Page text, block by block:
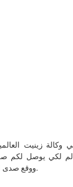
وكالة زينيت
لكي يوصل لكم
ووقع صدى الإنجيل الحي.